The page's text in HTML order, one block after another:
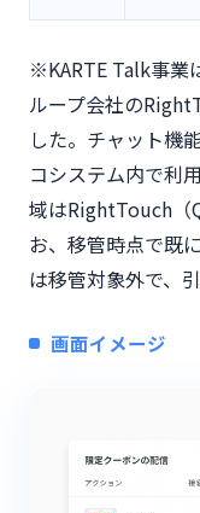
※KARTE Talk事業
ループ会社の
した。チャット機
コシステム内で利
域はRightTouch（
お、移管時点で既
は移管対象外で、
画面イメージ